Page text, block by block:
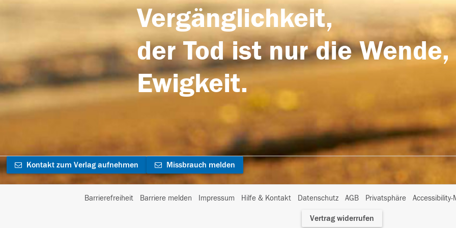
Vergänglichkeit,
der Tod ist nur die
Ewigkeit.
Kontakt zum Verlag aufnehmen Missbrauch melden
Barrierefreiheit Barriere melden Impressum Hilfe & Kontakt Datenschutz AGB Privatsphäre
I
Vertrag widerrufen